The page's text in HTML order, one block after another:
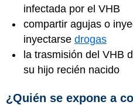
infectada por el VHB
compartir agujas o
inyectarse drogas
la trasmisión del VHB
su hijo recién nacido
¿Quién se expone a